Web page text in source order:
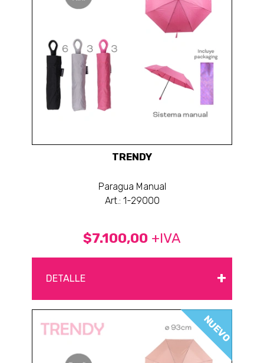
TRENDY
Paragua Manual
Art.: 1-29000
$7.100,00 +IVA
DETALLE +
NUEVO